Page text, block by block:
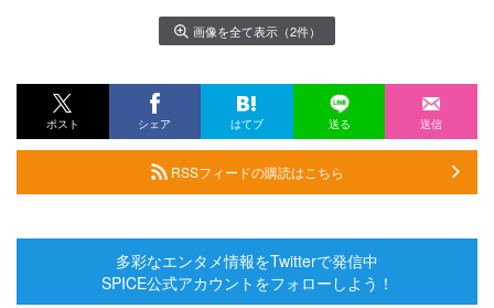
画像を全て表示（2件）
ポスト シェア はてブ 送る 送信
RSSフィードの購読はこちら
多彩なエンタメ情報をTwitterで発信中
SPICE公式アカウントをフォローしよう！